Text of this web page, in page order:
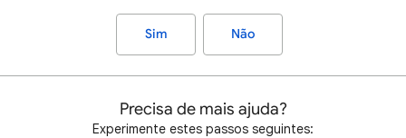
Sim Não
Precisa de mais ajuda?
Experimente estes passos seguintes: